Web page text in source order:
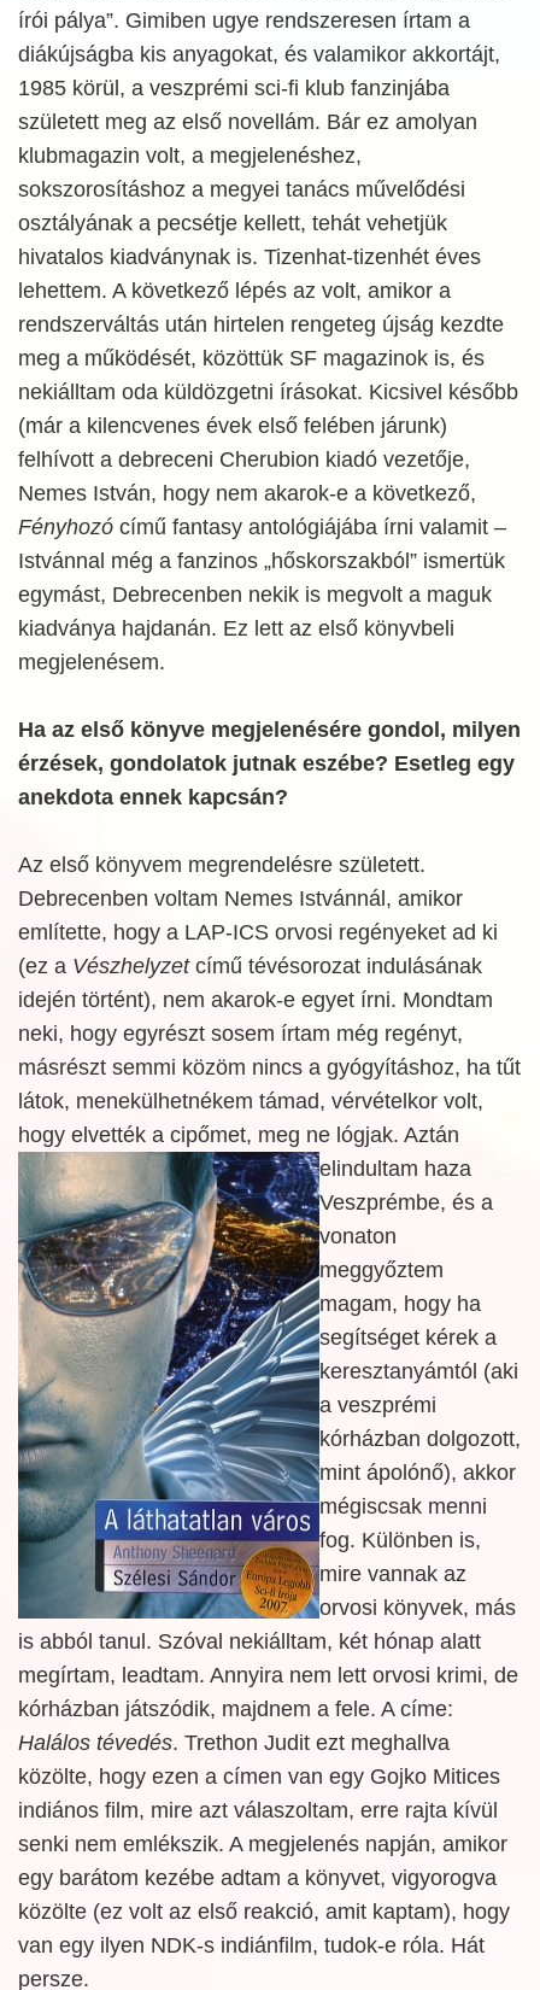
írói pálya”. Gimiben ugye rendszeresen írtam a
diákújságba kis anyagokat, és valamikor akkortájt,
1985 körül, a veszprémi sci-fi klub fanzinjába
született meg az első novellám. Bár ez amolyan
klubmagazin volt, a megjelenéshez,
sokszorosításhoz a megyei tanács művelődési
osztályának a pecsétje kellett, tehát vehetjük
hivatalos kiadványnak is. Tizenhat-tizenhét éves
lehettem. A következő lépés az volt, amikor a
rendszerváltás után hirtelen rengeteg újság kezdte
meg a működését, közöttük SF magazinok is, és
nekiálltam oda küldözgetni írásokat. Kicsivel később
(már a kilencvenes évek első felében járunk)
felhívott a debreceni Cherubion kiadó vezetője,
Nemes István, hogy nem akarok-e a következő,
Fényhozó című fantasy antológiájába írni valamit –
Istvánnal még a fanzinos „hőskorszakból” ismertük
egymást, Debrecenben nekik is megvolt a maguk
kiadványa hajdanán. Ez lett az első könyvbeli
megjelenésem.
Ha az első könyve megjelenésére gondol, milyen
érzések, gondolatok jutnak eszébe? Esetleg egy
anekdota ennek kapcsán?
Az első könyvem megrendelésre született.
Debrecenben voltam Nemes Istvánnál, amikor
említette, hogy a LAP-ICS orvosi regényeket ad ki
(ez a Vészhelyzetcímű tévésorozat indulásának
idején történt), nem akarok-e egyet írni. Mondtam
neki, hogy egyrészt sosem írtam még regényt,
másrészt semmi közöm nincs a gyógyításhoz, ha tűt
látok, menekülhetnékem támad, vérvételkor volt,
hogy elvették a cipőmet, meg ne lógjak. Aztán
elindultam haza
Veszprémbe, és a
vonaton
meggyőztem
magam, hogy ha
segítséget kérek a
keresztanyámtól (aki
a veszprémi
kórházban dolgozott,
mint ápolónő), akkor
mégiscsak menni
fog. Különben is,
mire vannak az
orvosi könyvek, más
is abból tanul. Szóval nekiálltam, két hónap alatt
megírtam, leadtam. Annyira nem lett orvosi krimi, de
kórházban játszódik, majdnem a fele. A címe:
Halálos tévedés. Trethon Judit ezt meghallva
közölte, hogy ezen a címen van egy Gojko Mitices
indiános film, mire azt válaszoltam, erre rajta kívül
senki nem emlékszik. A megjelenés napján, amikor
egy barátom kezébe adtam a könyvet, vigyorogva
közölte (ez volt az első reakció, amit kaptam), hogy
van egy ilyen NDK-s indiánfilm, tudok-e róla. Hát
persze.